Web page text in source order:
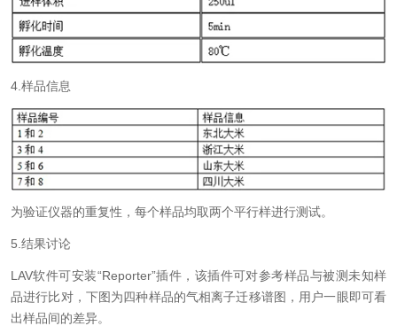
4.样品信息
为验证仪器的重复性，每个样品均取两个平行样进行测试。
5. 结果讨论
LAV软件可安装“Reporter”插件，该插件可对参考样品与被测未知样
品进行比对，下图为四种样品的气相离子迁移谱图，用户一眼即可看
出样品间的差异。